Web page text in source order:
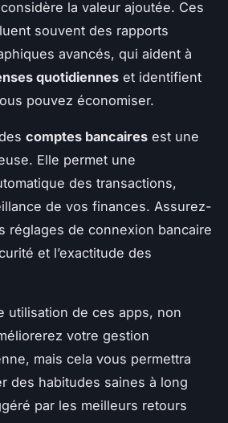
la valeur ajoutée. Ces
souvent des rapports
avancés, qui aident à
quotidiennes et identifient
pouvez économiser.
comptes bancaires est une
Elle permet une
des transactions,
de vos finances. Assurez-
réglages de connexion bancaire
et l’exactitude des
utilisation de ces apps, non
votre gestion
mais cela vous permettra
des habitudes saines à long
par les meilleurs retours